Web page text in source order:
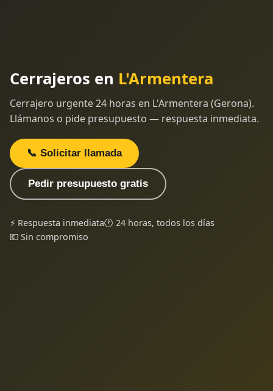
Cerrajeros en L'Armentera
Cerrajero urgente 24 horas en L'Armentera (Gerona).
Llámanos o pide presupuesto — respuesta inmediata.
📞 Solicitar llamada
Pedir presupuesto gratis
⚡ Respuesta inmediata🕐 24 horas, todos los días
💶 Sin compromiso